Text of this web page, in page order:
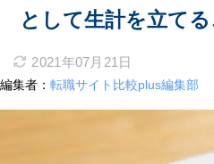
として生計を立て
2021年07月21日
編集者： 転職サイト比較plus編集部